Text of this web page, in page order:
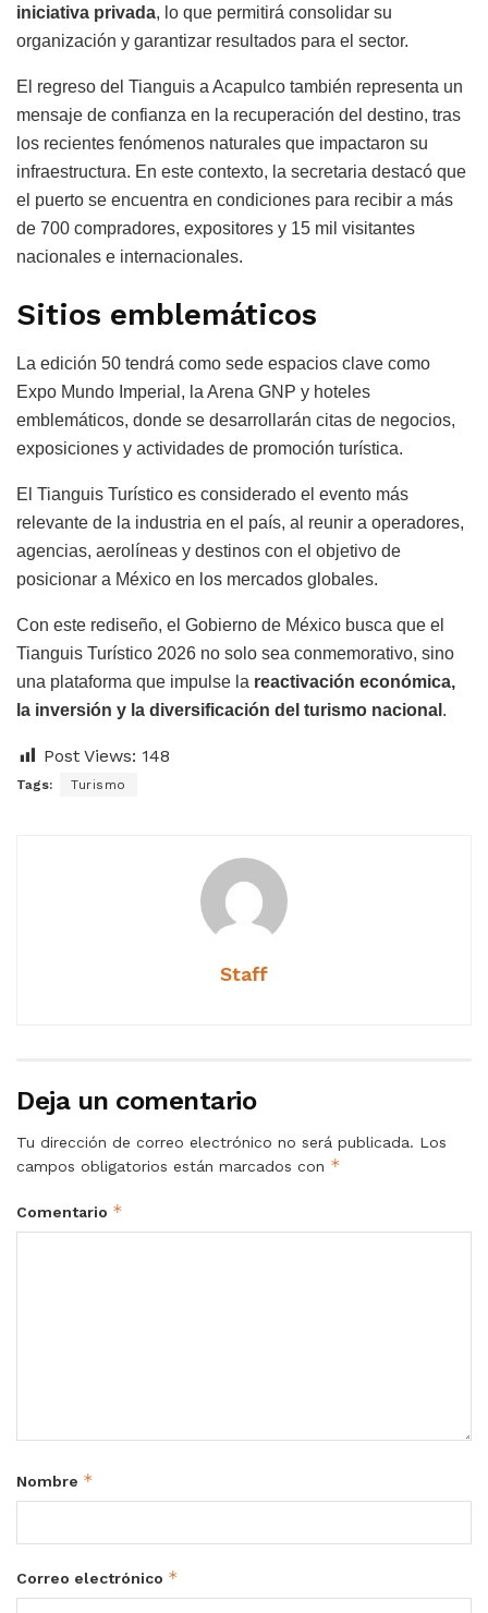
iniciativa privada, lo que permitirá consolidar su
organización y garantizar resultados para el sector.
El regreso del Tianguis a Acapulco también representa un
mensaje de confianza en la recuperación del destino, tras
los recientes fenómenos naturales que impactaron su
infraestructura. En este contexto, la secretaria destacó que
el puerto se encuentra en condiciones para recibir a más
de 700 compradores, expositores y 15 mil visitantes
nacionales e internacionales.
Sitios emblemáticos
La edición 50 tendrá como sede espacios clave como
Expo Mundo Imperial, la Arena GNP y hoteles
emblemáticos, donde se desarrollarán citas de negocios,
exposiciones y actividades de promoción turística.
El Tianguis Turístico es considerado el evento más
relevante de la industria en el país, al reunir a operadores,
agencias, aerolíneas y destinos con el objetivo de
posicionar a México en los mercados globales.
Con este rediseño, el Gobierno de México busca que el
Tianguis Turístico 2026 no solo sea conmemorativo, sino
una plataforma que impulse la reactivación económica,
la inversión y la diversificación del turismo nacional .
Post Views: 148
Tags: Turismo
Staff
Deja un comentario
Tu dirección de correo electrónico no será publicada. Los
campos obligatorios están marcados con *
Comentario *
Nombre *
Correo electrónico *